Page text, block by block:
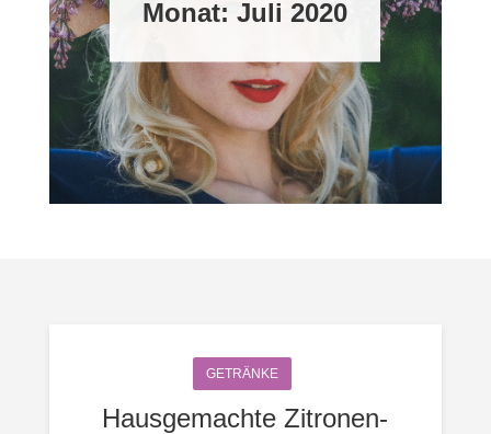
Monat:Juli 2020
GETRÄNKE
Hausgemachte Zitronen-